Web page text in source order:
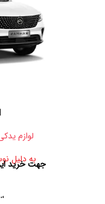
لوازم
به دلیل
جهت خرید